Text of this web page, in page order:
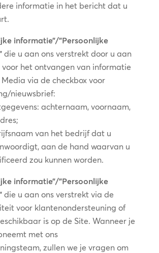
informatie in het bericht dat u
informatie”/”Persoonlijke
die u aan ons verstrekt door u aan
het ontvangen van informatie
via de checkbox voor
nieuwsbrief:
achternaam, voornaam,
van het bedrijf dat u
aan de hand waarvan u
zou kunnen worden.
informatie”/”Persoonlijke
die u aan ons verstrekt via de
voor klantenondersteuning of
is op de Site. Wanneer je
met ons
zullen we je vragen om